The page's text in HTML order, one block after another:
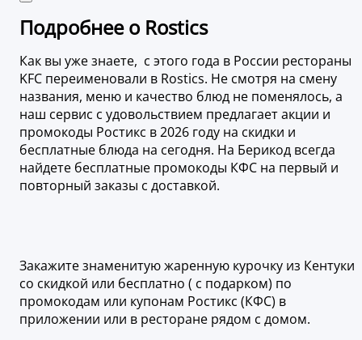
Подробнее о Rostics
Как вы уже знаете, с этого года в России рестораны
KFC переименовали в Rostics. Не смотря на смену
названия, меню и качество блюд не поменялось, а
наш сервис с удовольствием предлагает акции и
промокоды Ростикс в 2026 году на скидки и
бесплатные блюда на сегодня. На Берикод всегда
найдете бесплатные промокоды КФС на первый и
повторный заказы с доставкой.
Закажите знаменитую жаренную курочку из Кентуки
со скидкой или бесплатно ( с подарком) по
промокодам или купонам Ростикс (КФС) в
приложении или в ресторане рядом с домом.